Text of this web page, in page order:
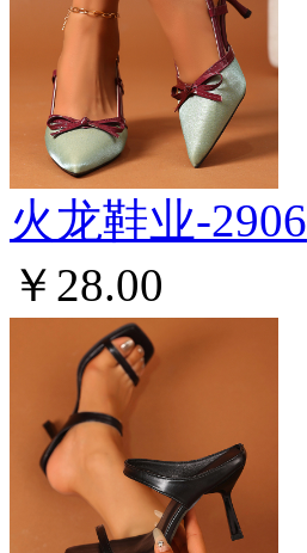
火龙鞋业-2906
￥28.00